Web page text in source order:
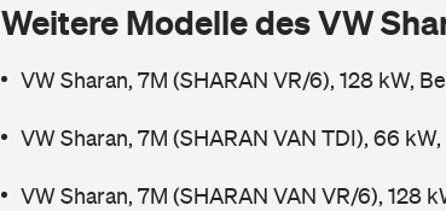
Weitere Modelle des VW
VW Sharan, 7M (SHARAN VR/6), 128 kW,
VW Sharan, 7M (SHARAN VAN TDI), 66
VW Sharan, 7M (SHARAN VAN VR/6), 128